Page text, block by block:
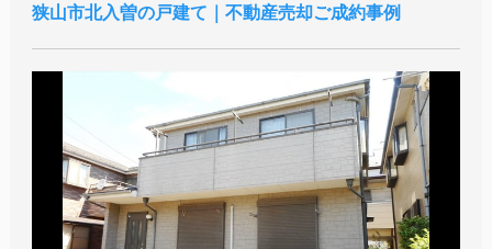
狭山市北入曽の戸建て｜不動産売却ご成約事例